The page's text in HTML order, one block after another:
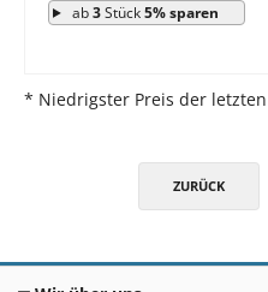
ab3Stück5% sparen
* Niedrigster Preis der letzten
ZURÜCK